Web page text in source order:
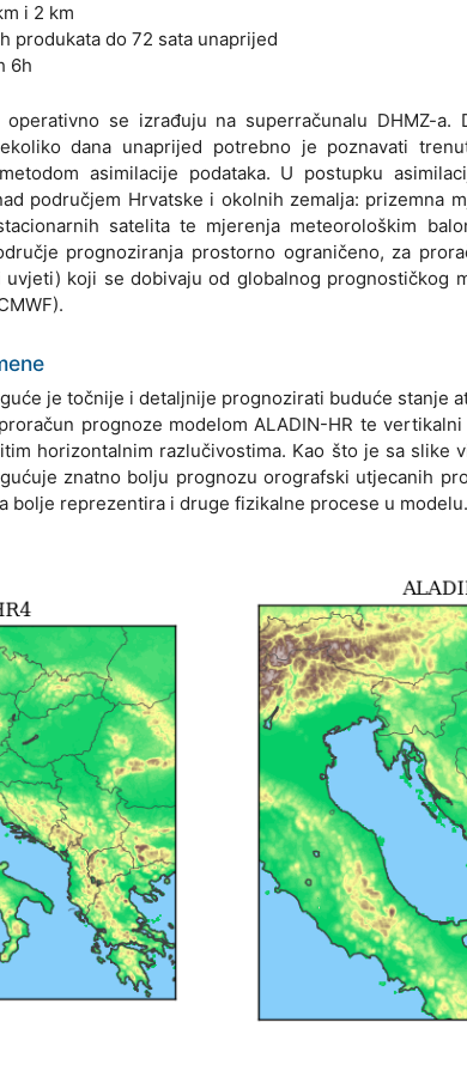
i 2 km
produkata do 72 sata unaprijed
6h
operativno se izrađuju na superračunalu DHMZ-
dana unaprijed potrebno je poznavati
asimilacije podataka. U postupku
područjem Hrvatske i okolnih zemalja: prizemna
satelita te mjerenja meteorološkim
prognoziranja prostorno ograničeno, za
koji se dobivaju od globalnog prognostičkog
je točnije i detaljnije prognozirati buduće stanje
prognoze modelom ALADIN-HR te
horizontalnim razlučivostima. Kao što je sa slike
znatno bolju prognozu orografski utjecanih
bolje reprezentira i druge fizikalne procese u modelu.